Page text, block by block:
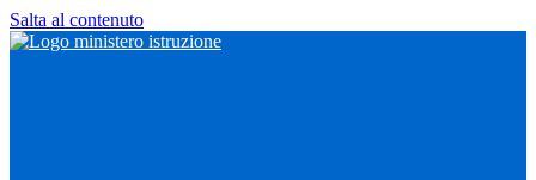
Salta al contenuto